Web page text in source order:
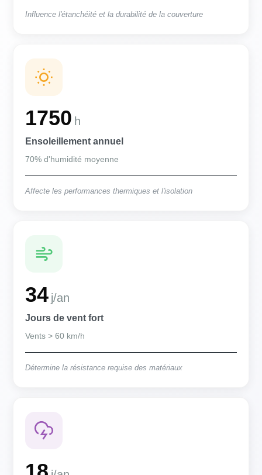
Influence l'étanchéité et la durabilité de la couverture
1750 h
Ensoleillement annuel
70% d'humidité moyenne
Affecte les performances thermiques et l'isolation
34 j/an
Jours de vent fort
Vents > 60 km/h
Détermine la résistance requise des matériaux